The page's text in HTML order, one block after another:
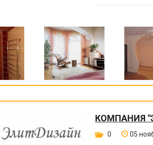
КОМПАНИЯ
0
05